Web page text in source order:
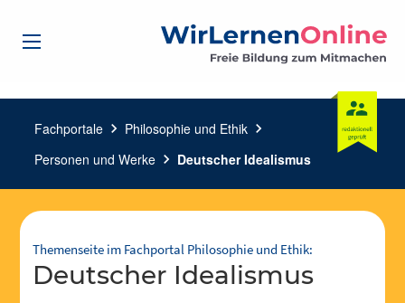
Fachportale chevron_right Philosophie und Ethik chevron_right
Personen und Werke chevron_right Deutscher Idealismus
Themenseite im Fachportal Philosophie und Ethik:
Deutscher Idealismus